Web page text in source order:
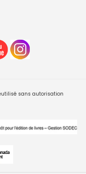
sans autorisation